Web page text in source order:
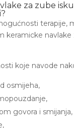
za zube
terapije,
keramicke navlake
koje navode
osmijeha,
govora i smijanja,